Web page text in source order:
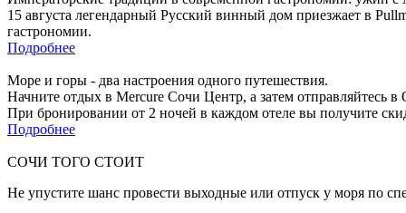
15 августа легендарный Русский винный дом приезжает в
гастрономии.
Подробнее
Море и горы - два настроения одного путешествия.
Начните отдых в Mercure Сочи Центр, а затем отправляйтесь в
При бронировании от 2 ночей в каждом отеле вы получите
Подробнее
СОЧИ ТОГО СТОИТ
Не упустите шанс провести выходные или отпуск у моря по